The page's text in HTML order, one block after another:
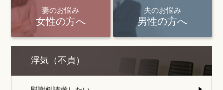
妻のお悩み
女性の方へ
夫のお悩み
男性の方へ
浮気（不貞）